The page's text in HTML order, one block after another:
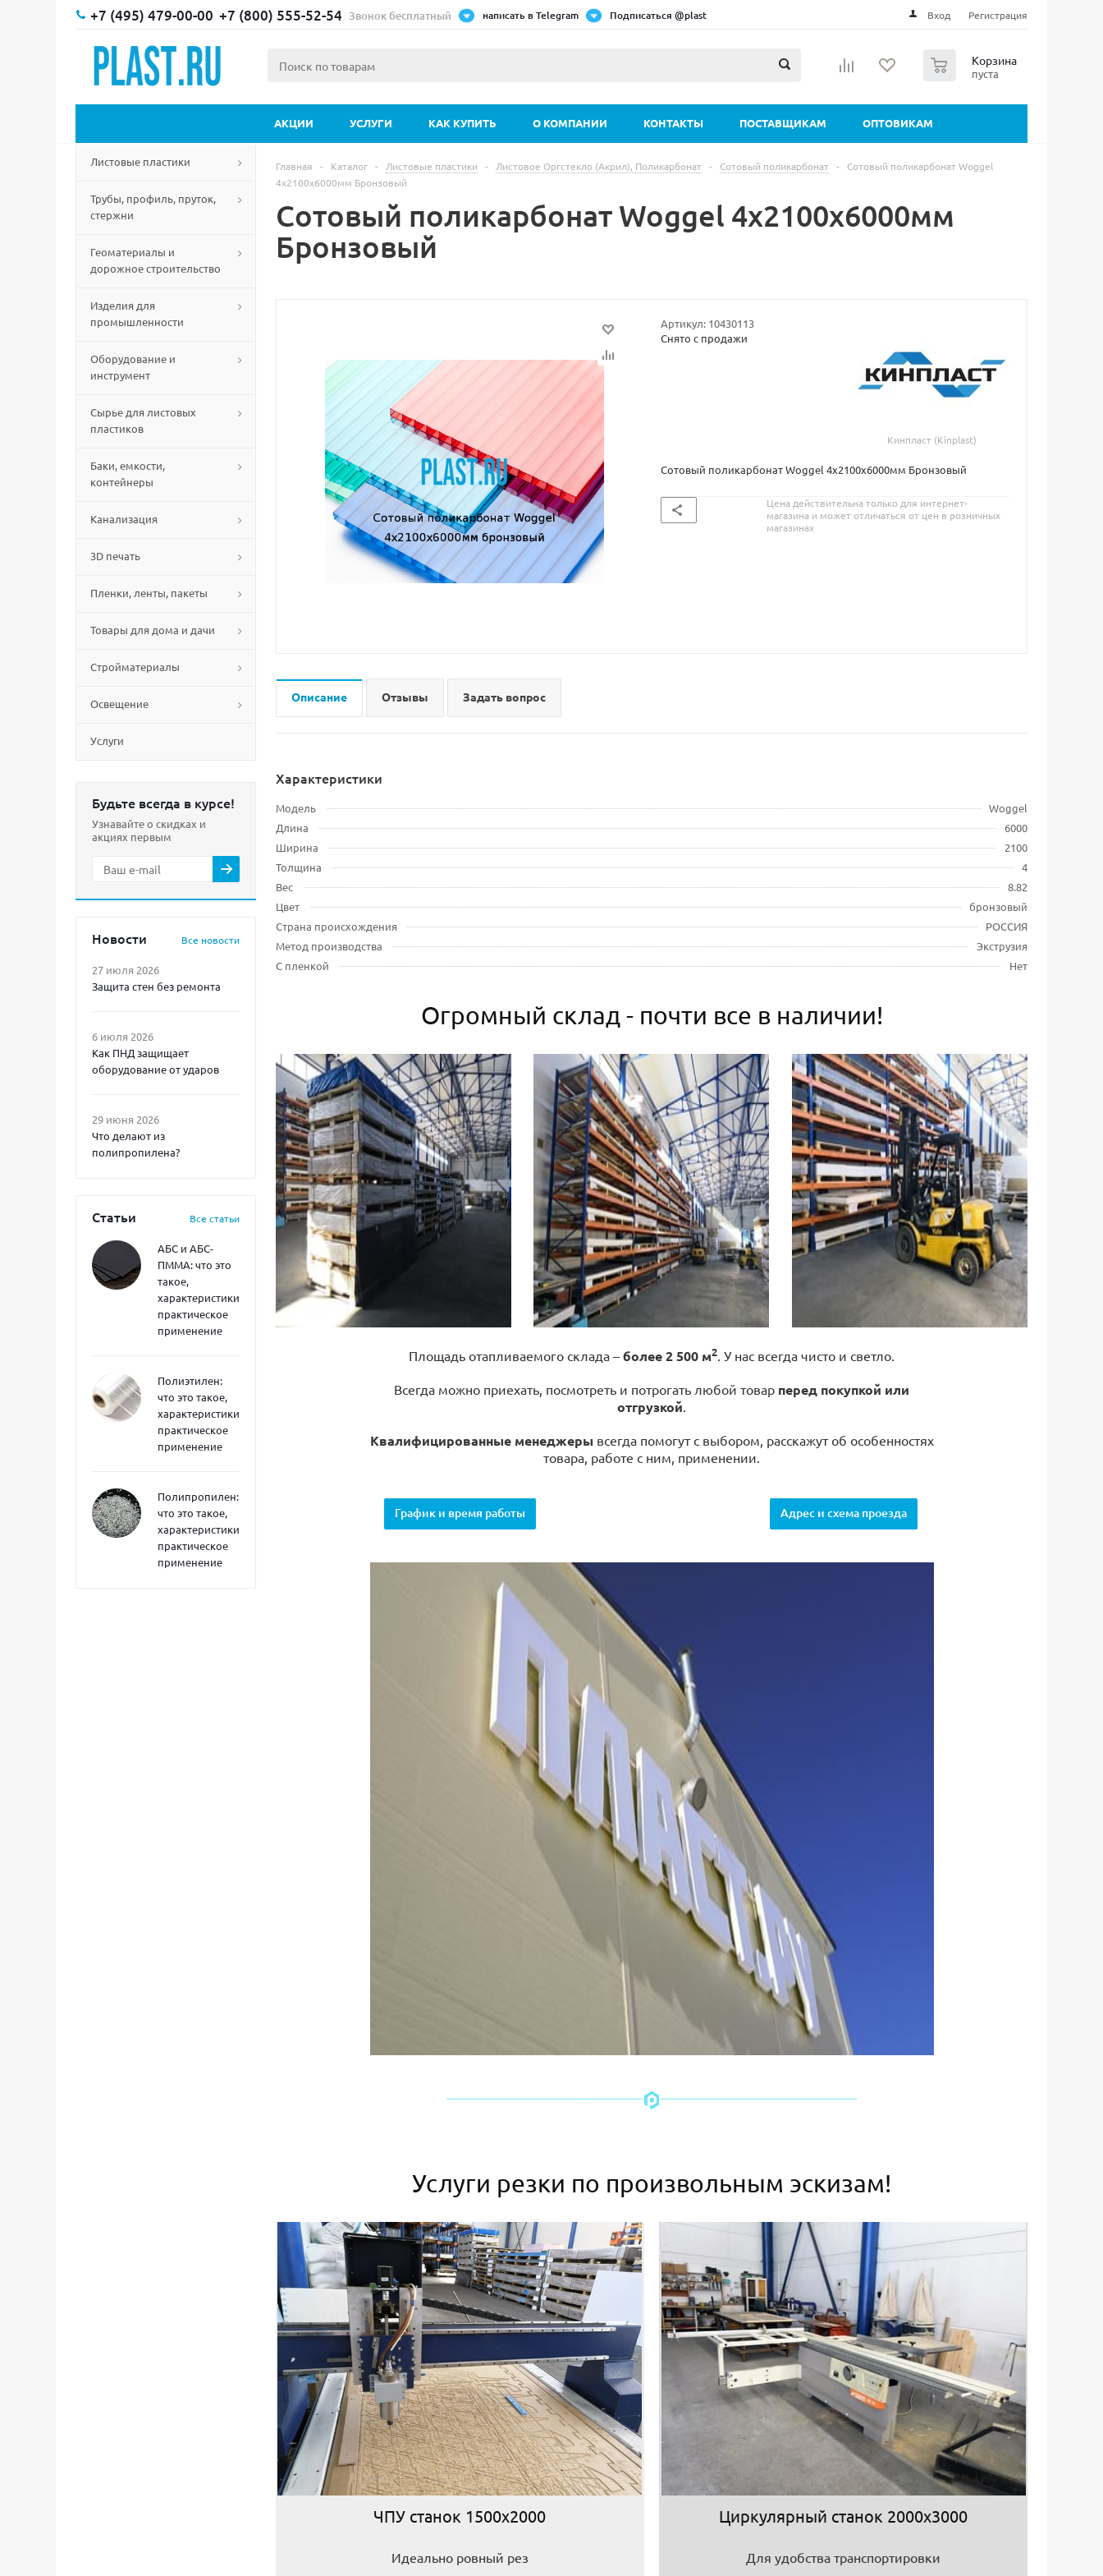
+7 (495) 479-00-00 +7 (800) 555-52-54 Звонок бесплатный написать в Telegram Подписаться @plast Вход Регистрация
Корзина
пуста
АКЦИИ УСЛУГИ КАК КУПИТЬ О КОМПАНИИ КОНТАКТЫ ПОСТАВЩИКАМ ОПТОВИКАМ
Листовые пластики
Трубы, профиль, пруток,
стержни
Геоматериалы и
дорожное строительство
Изделия для
промышленности
Оборудование и
инструмент
Сырье для листовых
пластиков
Баки, емкости,
контейнеры
Канализация
3D печать
Пленки, ленты, пакеты
Товары для дома и дачи
Стройматериалы
Освещение
Услуги
Будьте всегда в курсе!
Узнавайте о скидках и
акциях первым
Новости Все новости
27 июля 2026
Защита стен без ремонта
6 июля 2026
Как ПНД защищает
оборудование от ударов
29 июня 2026
Что делают из
полипропилена?
Статьи Все статьи
АБС и АБС-
ПММА: что это
такое,
характеристики,
практическое
применение
Полиэтилен:
что это такое,
характеристики,
практическое
применение
Полипропилен:
что это такое,
характеристики,
практическое
применение
Главная - Каталог - Листовые пластики - Листовое Оргстекло (Акрил), Поликарбонат - Сотовый поликарбонат -
Сотовый поликарбонат Woggel
4х2100х6000мм Бронзовый
Сотовый поликарбонат Woggel 4х2100х6000мм
Бронзовый
Артикул: 10430113
Снято с продажи
Кинпласт (Kinplast)
Сотовый поликарбонат Woggel 4х2100х6000мм Бронзовый
Цена действительна только для интернет-
магазина и может отличаться от цен в розничных
магазинах
Описание Отзывы Задать вопрос
Характеристики
Модель
Woggel
Длина
6000
Ширина
2100
Толщина
4
Вес
8.82
Цвет
бронзовый
Страна происхождения
РОССИЯ
Метод производства
Экструзия
С пленкой
Нет
Огромный склад - почти все в наличии!
Площадь отапливаемого склада – более 2 500 м2. У нас всегда чисто и светло.
Всегда можно приехать, посмотреть и потрогать любой товар перед покупкой или
отгрузкой.
Квалифицированные менеджеры всегда помогут с выбором, расскажут об особенностях
товара, работе с ним, применении.
График и время работы Адрес и схема проезда
Услуги резки по произвольным эскизам!
ЧПУ станок 1500х2000
Идеально ровный рез
Циркулярный станок 2000х3000
Для удобства транспортировки